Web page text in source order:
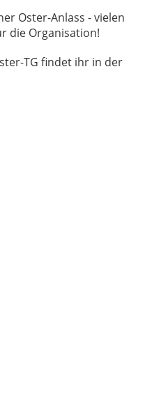
Oster-Anlass - vielen
die Organisation!
TG findet ihr in der